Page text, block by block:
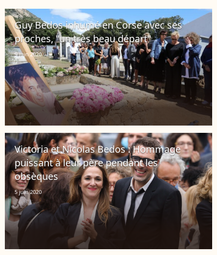
Guy Bedos inhumé en Corse avec ses
proches, "un très beau départ"
9 juin 2020
Victoria et Nicolas Bedos : Hommage
puissant à leur père pendant les
obsèques
5 juin 2020